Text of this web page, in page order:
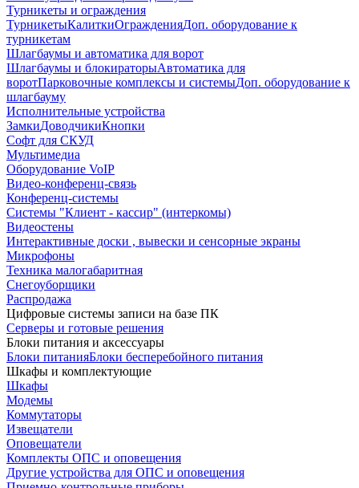
Турникеты и ограждения
ТурникетыКалиткиОгражденияДоп. оборудование к
турникетам
Шлагбаумы и автоматика для ворот
Шлагбаумы и блокираторыАвтоматика для
воротПарковочные комплексы и системыДоп. оборудование к
шлагбауму
Исполнительные устройства
ЗамкиДоводчикиКнопки
Софт для СКУД
Мультимедиа
Оборудование VoIP
Видео-конференц-связь
Конференц-системы
Системы "Клиент - кассир" (интеркомы)
Видеостены
Интерактивные доски , вывески и сенсорные экраны
Микрофоны
Техника малогабаритная
Снегоуборщики
Распродажа
Цифровые системы записи на базе ПК
Серверы и готовые решения
Блоки питания и аксессуары
Блоки питанияБлоки бесперебойного питания
Шкафы и комплектующие
Шкафы
Модемы
Коммутаторы
Извещатели
Оповещатели
Комплекты ОПС и оповещения
Другие устройства для ОПС и оповещения